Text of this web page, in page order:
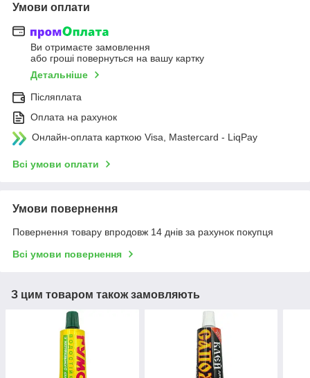
Умови оплати
Ви отримаєте замовлення
або гроші повернуться на вашу картку
Детальніше
Післяплата
Оплата на рахунок
Онлайн-оплата карткою Visa, Mastercard - LiqPay
Всі умови оплати
Умови повернення
Повернення товару впродовж 14 днів за рахунок покупця
Всі умови повернення
З цим товаром також замовляють